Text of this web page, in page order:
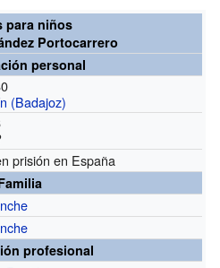
para niños
Portocarrero
personal
(Badajoz)
prisión en España
profesional